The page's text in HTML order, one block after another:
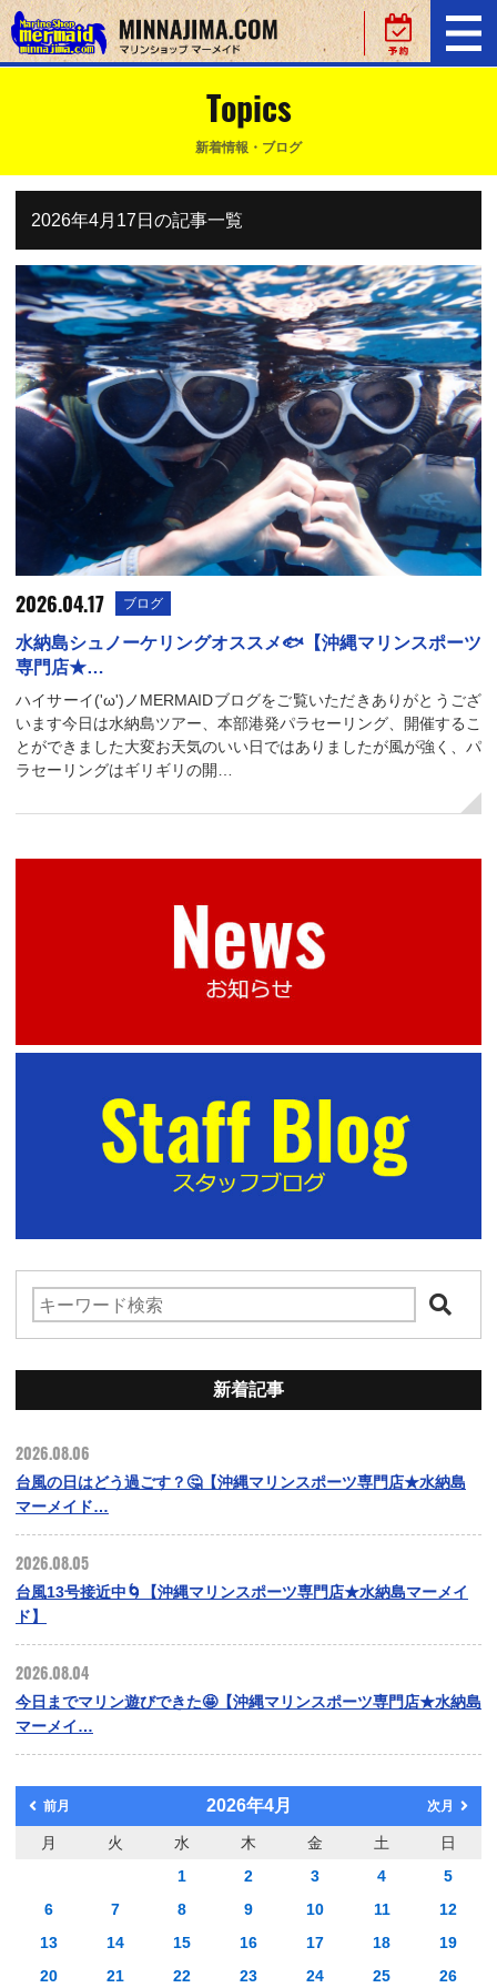
Topics
新着情報・ブログ
2026年4月17日の記事一覧
2026.04.17 ブログ
水納島シュノーケリングオススメ🐟【沖縄マリンスポーツ
専門店★…
ハイサーイ('ω')ノMERMAIDブログをご覧いただきありがとうござ
います今日は水納島ツアー、本部港発パラセーリング、開催するこ
とができました大変お天気のいい日ではありましたが風が強く、パ
ラセーリングはギリギリの開…
新着記事
2026.08.06
台風の日はどう過ごす？🤔【沖縄マリンスポーツ専門店★水納島
マーメイド…
2026.08.05
台風13号接近中🌀【沖縄マリンスポーツ専門店★水納島マーメイ
ド】
2026.08.04
今日までマリン遊びできた🤩【沖縄マリンスポーツ専門店★水納島
マーメイ…
前月 2026年4月 次月
月 火 水 木 金 土
日
1
2 3 4
5
6
7 8 9 10 11
12
13
14 15 16 17 18
19
20
21 22 23 24 25 26